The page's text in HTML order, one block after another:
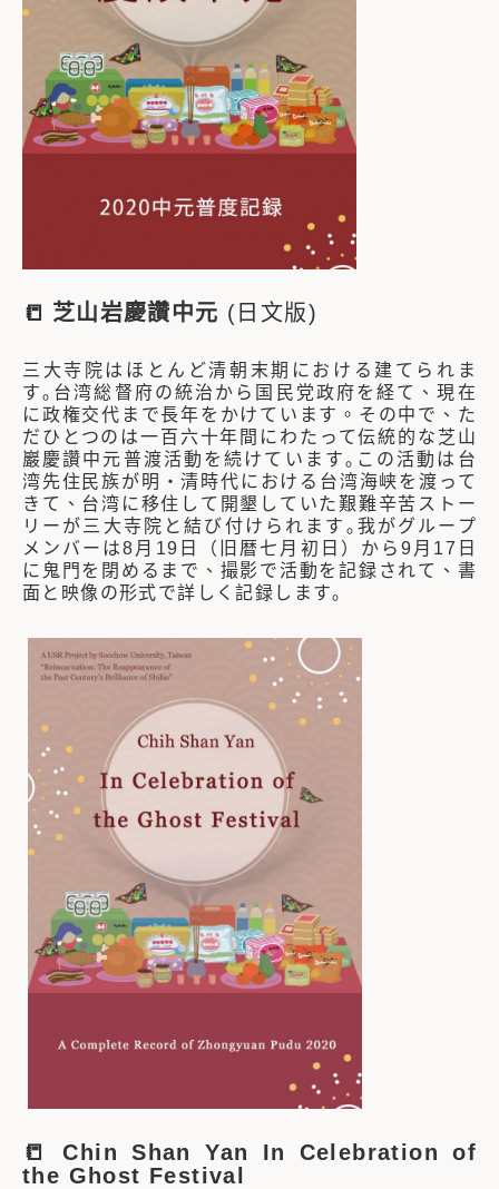
📒 芝山岩慶讚中元 (日文版)
三大寺院はほとんど清朝末期における建てられま
す｡台湾総督府の統治から国民党政府を経て、現在
に政権交代まで長年をかけています。その中で、た
だひとつのは一百六十年間にわたって伝統的な芝山
巖慶讚中元普渡活動を続けています｡この活動は台
湾先住民族が明・清時代における台湾海峡を渡って
きて、台湾に移住して開墾していた艱難辛苦ストー
リーが三大寺院と結び付けられます｡我がグループ
メンバーは8月19日（旧暦七月初日）から9月17日
に鬼門を閉めるまで、撮影で活動を記録されて、書
面と映像の形式で詳しく記録します｡
📒
Chin Shan Yan In Celebration of
the Ghost Festival